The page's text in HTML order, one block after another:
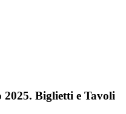
2025. Biglietti e Tavoli